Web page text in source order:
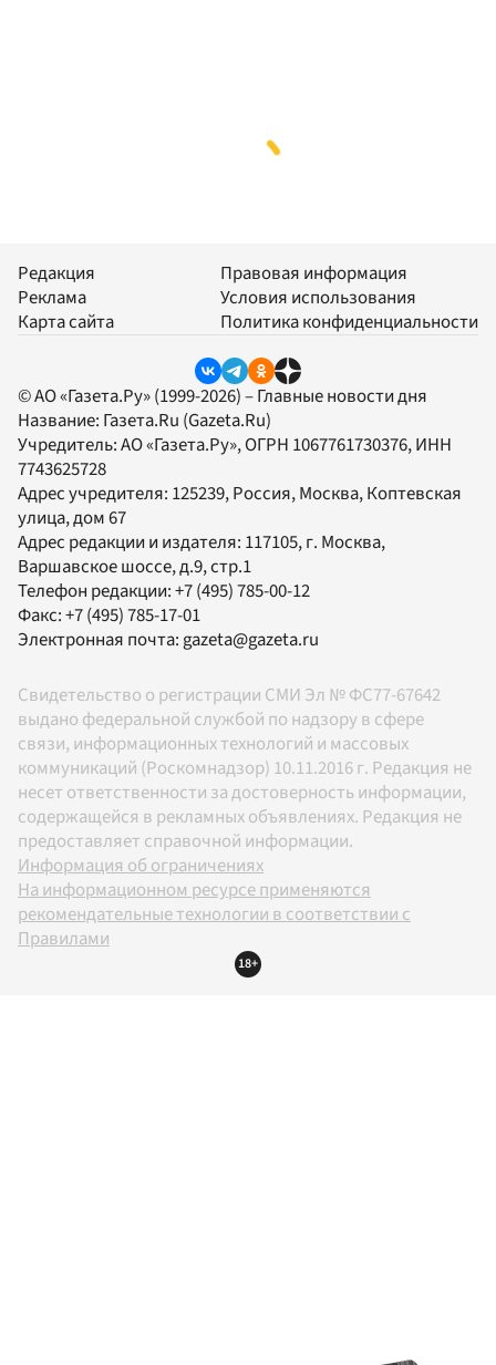
Редакция
Реклама
Карта сайта
Правовая информация
Условия использования
Политика конфиденциальности
© АО «Газета.Ру» (1999-2026) – Главные новости дня
Название: Газета.Ru (Gazeta.Ru)
Учредитель:АО «Газета.Ру», ОГРН 1067761730376, ИНН
7743625728
Адрес учредителя: 125239, Россия, Москва, Коптевская
улица, дом 67
Адрес редакции и издателя: 117105, г. Москва,
Варшавское шоссе, д.9, стр.1
Телефон редакции:+7 (495) 785-00-12
Факс:+7 (495) 785-17-01
Электронная почта: gazeta@gazeta.ru
Свидетельство о регистрации СМИ Эл № ФС77-67642
выдано федеральной службой по надзору в сфере
связи, информационных технологий и массовых
коммуникаций (Роскомнадзор) 10.11.2016 г. Редакция не
несет ответственности за достоверность информации,
содержащейся в рекламных объявлениях. Редакция не
предоставляет справочной информации.
Информация об ограничениях
На информационном ресурсе применяются
рекомендательные технологии в соответствии с
Правилами
18+